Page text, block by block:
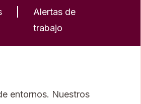
Alertas de
trabajo
entornos. Nuestros